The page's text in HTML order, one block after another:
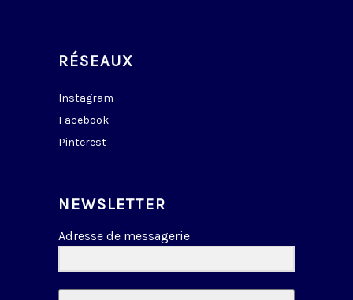
RÉSEAUX
Instagram
Facebook
Pinterest
NEWSLETTER
Adresse de messagerie